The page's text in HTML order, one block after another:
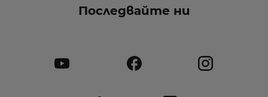
Последвайте ни